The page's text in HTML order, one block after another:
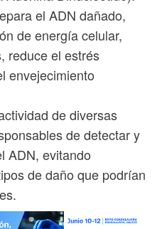
el ADN dañado,
de energía celular,
reduce el estrés
envejecimiento
de diversas
de detectar y
ADN, evitando
de daño que podrían